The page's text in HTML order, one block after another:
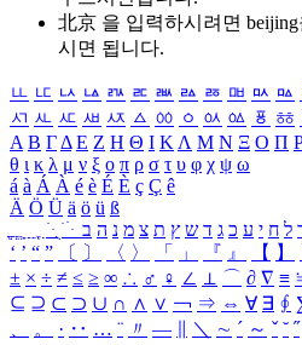
北京 을 입력하시려면 beijing
시면 됩니다.
ㅥ ㅦ ㅧ ㅨ ㅩ ㅪ ㅫ ㅬ ㅭ ㅮ ㅯ ㅰ
ㅺ ㅻ ㅼ ㅽ ㅾ ㅿ ㆀ ㆁ ㆂ ㆃ ㆄ ㆅ
Α Β ΓΔ Ε Ζ Η Θ Ι ΚΛ Μ Ν Ξ Ο Π
θ ι κ λ μ ν ξ ο π ρ σ τ υ φ χ ψ ω
á à Á À é è É È ç Ç ê
Ä Ö Ü ä ö ü ß
ִֶֹ ֻּ ׁׂ ל ח י ע כ ג ד ש ץ ת צ מ נ ה ב
‘ ’ “ ” 〔 〕 〈 〉 「 」 『 』 【 】
± × ÷ ≠ ≤ ≥ ∞ ∴ ♂ ♀ ∠ ⊥ ⌒ ∂ ∇ ≡
⊆ ⊇ ⊂ ⊃ ∪ ∩ ∧ ∨ ￢ ⇒ ⇔ ∀ ∃ ∮
、
。 · ‥ … ¨ 〃 ― ＼ ∼ ´ ～ ˇ ˘ ˝